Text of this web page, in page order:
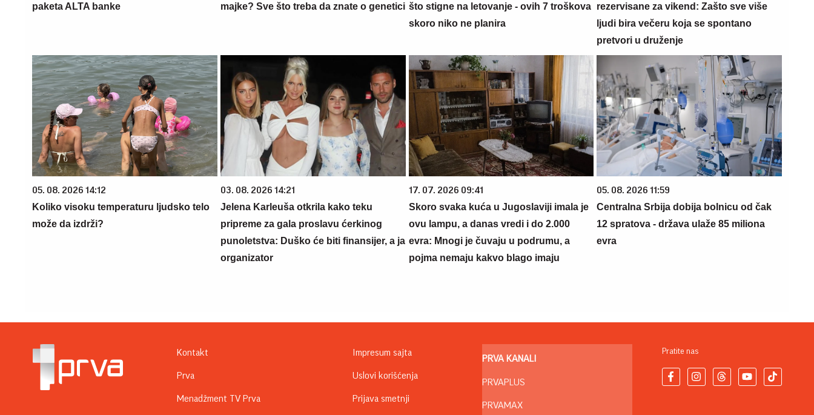
paketa ALTA banke
majke? Sve što treba da znate o genetici što stigne na letovanje - ovih 7 troškova
skoro niko ne planira
rezervisane za vikend: Zašto sve više
ljudi bira večeru koja se spontano
pretvori u druženje
05. 08. 2026 14:12
Koliko visoku temperaturu ljudsko telo
može da izdrži?
03. 08. 2026 14:21
Jelena Karleuša otkrila kako teku
pripreme za gala proslavu ćerkinog
punoletstva: Duško će biti finansijer, a ja
organizator
17. 07. 2026 09:41
Skoro svaka kuća u Jugoslaviji imala je
ovu lampu, a danas vredi i do 2.000
evra: Mnogi je čuvaju u podrumu, a
pojma nemaju kakvo blago imaju
05. 08. 2026 11:59
Centralna Srbija dobija bolnicu od čak
12 spratova - država ulaže 85 miliona
evra
Kontakt
Prva
Menadžment TV Prva
Impresum sajta
Uslovi korišćenja
Prijava smetnji
PRVA KANALI
PRVAPLUS
PRVAMAX
Pratite nas